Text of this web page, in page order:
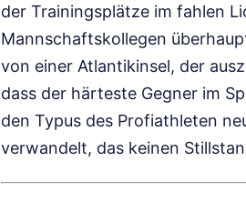
der Trainingsplätze im fahlen
Mannschaftskollegen
von einer Atlantikinsel, der
dass der härteste Gegner im
den Typus des Profiathleten
verwandelt, das keinen